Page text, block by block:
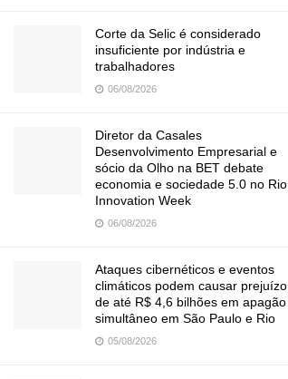
Corte da Selic é considerado
insuficiente por indústria e
trabalhadores
06/08/2026
Diretor da Casales
Desenvolvimento Empresarial e
sócio da Olho na BET debate
economia e sociedade 5.0 no Rio
Innovation Week
06/08/2026
Ataques cibernéticos e eventos
climáticos podem causar prejuízo
de até R$ 4,6 bilhões em apagão
simultâneo em São Paulo e Rio
05/08/2026